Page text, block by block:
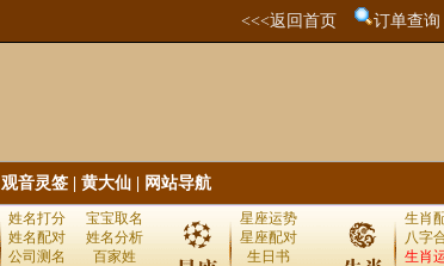
<<<返回首页 订单查询
观音灵签 黄大仙 网站导航
姓名打分
宝宝取名
姓名配对
姓名分析
公司测名
百家姓
星座运势
星座配对
生日书
生肖
八字
生肖